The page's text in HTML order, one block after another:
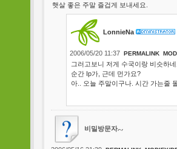
햇살 좋은 주말 즐겁게 보내세요.
LonnieNa
2006/05/20 11:37 PERMALINK
그러고보니 저게 수국이랑 비슷하네
순간 Ip가, 근데 먼가요?
아.. 오늘 주말이구나. 시간 가는줄
비밀방문자